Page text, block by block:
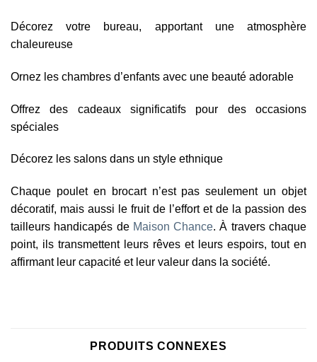
Décorez votre bureau, apportant une atmosphère
chaleureuse
Ornez les chambres d’enfants avec une beauté adorable
Offrez des cadeaux significatifs pour des occasions
spéciales
Décorez les salons dans un style ethnique
Chaque poulet en brocart n’est pas seulement un objet
décoratif, mais aussi le fruit de l’effort et de la passion des
tailleurs handicapés de Maison Chance. À travers chaque
point, ils transmettent leurs rêves et leurs espoirs, tout en
affirmant leur capacité et leur valeur dans la société.
PRODUITS CONNEXES